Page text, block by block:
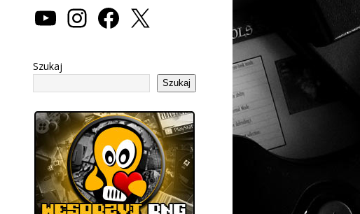
Szukaj
Szukaj